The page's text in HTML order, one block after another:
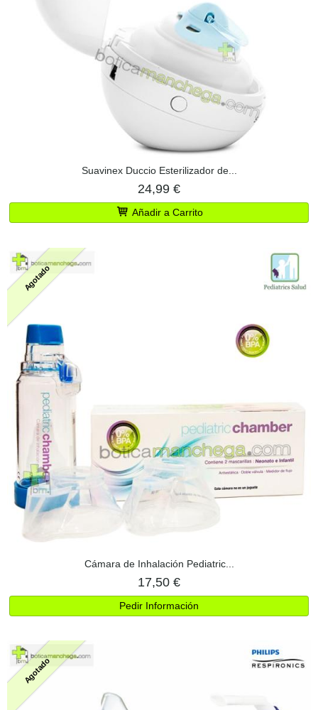
Suavinex Duccio Esterilizador de...
24,99 €
Añadir a Carrito
Agotado
Cámara de Inhalación Pediatric...
17,50 €
Pedir Información
Agotado